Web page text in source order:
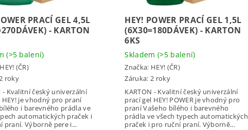
PRACÍ GEL 4,5L
- KARTON
(>5 balení)
HEY! (ČR)
roky
- Kvalitní český univerzální
HEY! je vhodný pro praní
i barevného prádla ve
automatických praček i
praní. Výborně pere i...
HEY! POWER PRACÍ GEL 1,5L
(6X30=180DÁVEK) - KARTON
6KS
Skladem(>5 balení)
Značka: HEY! (ČR)
Záruka: 2 roky
KARTON - Kvalitní český univerzální
prací gel HEY! POWER je vhodný pro
praní Vašeho bílého i barevného
prádla ve všech typech automatických
praček i pro ruční praní. Výborně...